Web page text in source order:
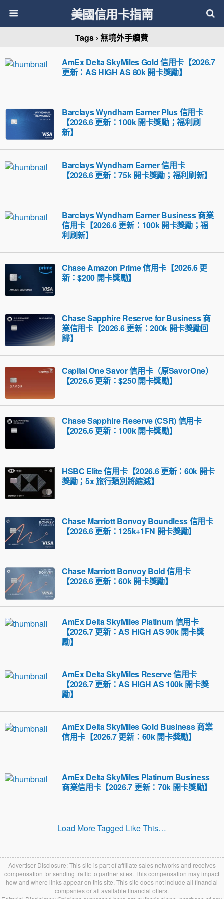
美國信用卡指南
Tags › 無境外手續費
AmEx Delta SkyMiles Gold 信用卡【2026.7
更新：AS HIGH AS 80k 開卡獎勵】
Barclays Wyndham Earner Plus 信用卡
【2026.6 更新：100k 開卡獎勵；福利刷
新】
Barclays Wyndham Earner 信用卡
【2026.6 更新：75k 開卡獎勵；福利刷新】
Barclays Wyndham Earner Business 商業
信用卡【2026.6 更新：100k 開卡獎勵；福
利刷新】
Chase Amazon Prime 信用卡【2026.6 更
新：$200 開卡獎勵】
Chase Sapphire Reserve for Business 商
業信用卡【2026.6 更新：200k 開卡獎勵回
歸】
Capital One Savor 信用卡（原SavorOne）
【2026.6 更新：$250 開卡獎勵】
Chase Sapphire Reserve (CSR) 信用卡
【2026.6 更新：100k 開卡獎勵】
HSBC Elite 信用卡【2026.6 更新：60k 開卡
獎勵；5x 旅行類別將縮減】
Chase Marriott Bonvoy Boundless 信用卡
【2026.6 更新：125k+1FN 開卡獎勵】
Chase Marriott Bonvoy Bold 信用卡
【2026.6 更新：60k 開卡獎勵】
AmEx Delta SkyMiles Platinum 信用卡
【2026.7 更新：AS HIGH AS 90k 開卡獎
勵】
AmEx Delta SkyMiles Reserve 信用卡
【2026.7 更新：AS HIGH AS 100k 開卡獎
勵】
AmEx Delta SkyMiles Gold Business 商業
信用卡【2026.7 更新：60k 開卡獎勵】
AmEx Delta SkyMiles Platinum Business
商業信用卡【2026.7 更新：70k 開卡獎勵】
Load More Tagged Like This…
Advertiser Disclosure: This site is part of affiliate sales networks and receives
compensation for sending traffic to partner sites. This compensation may impact
how and where links appear on this site. This site does not include all financial
companies or all available financial offers.